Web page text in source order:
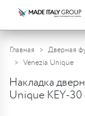
Главная Дверная
Venezia Unique
Накладка
Unique KEY-